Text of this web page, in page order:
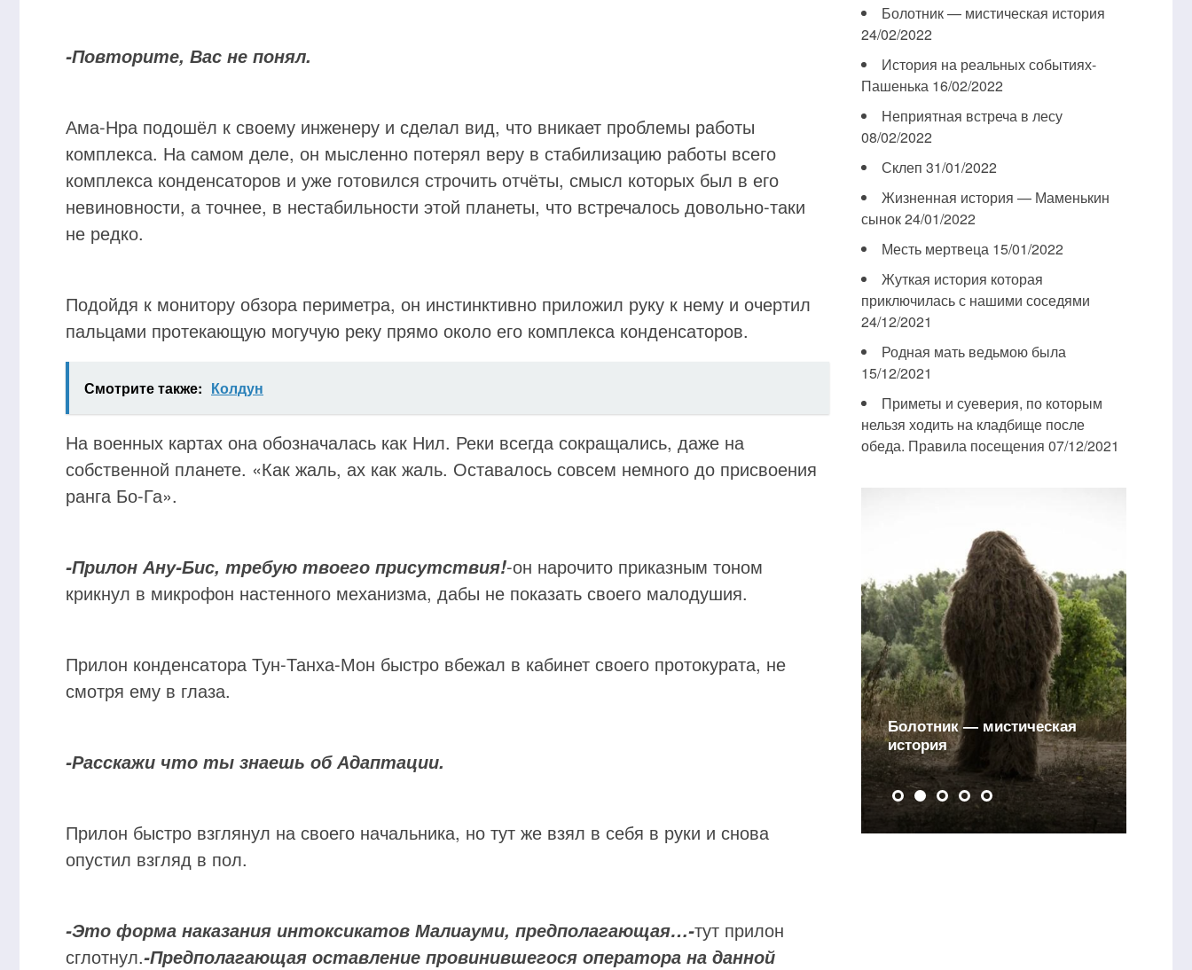
-Повторите, Вас не понял.
Ама-Нра подошёл к своему инженеру и сделал вид, что вникает проблемы работы
комплекса. На самом деле, он мысленно потерял веру в стабилизацию работы всего
комплекса конденсаторов и уже готовился строчить отчёты, смысл которых был в его
невиновности, а точнее, в нестабильности этой планеты, что встречалось довольно-таки
не редко.
Подойдя к монитору обзора периметра, он инстинктивно приложил руку к нему и очертил
пальцами протекающую могучую реку прямо около его комплекса конденсаторов.
Смотрите также: Колдун
На военных картах она обозначалась как Нил. Реки всегда сокращались, даже на
собственной планете. «Как жаль, ах как жаль. Оставалось совсем немного до присвоения
ранга Бо-Га».
-Прилон Ану-Бис, требую твоего присутствия!-он нарочито приказным тоном
крикнул в микрофон настенного механизма, дабы не показать своего малодушия.
Прилон конденсатора Тун-Танха-Мон быстро вбежал в кабинет своего протокурата, не
смотря ему в глаза.
-Расскажи что ты знаешь об Адаптации.
Прилон быстро взглянул на своего начальника, но тут же взял в себя в руки и снова
опустил взгляд в пол.
-Это форма наказания интоксикатов Малиауми, предполагающая…-тут прилон
сглотнул.-Предполагающая оставление провинившегося оператора на данной
Болотник — мистическая история
24/02/2022
История на реальных событиях-
Пашенька 16/02/2022
Неприятная встреча в лесу
08/02/2022
Склеп 31/01/2022
Жизненная история — Маменькин
сынок24/01/2022
Месть мертвеца 15/01/2022
Жуткая история которая
приключилась с нашими соседями
24/12/2021
Родная мать ведьмою была
15/12/2021
Приметы и суеверия, по которым
нельзя ходить на кладбище после
обеда. Правила посещения 07/12/2021
Болотник — мистическая
история